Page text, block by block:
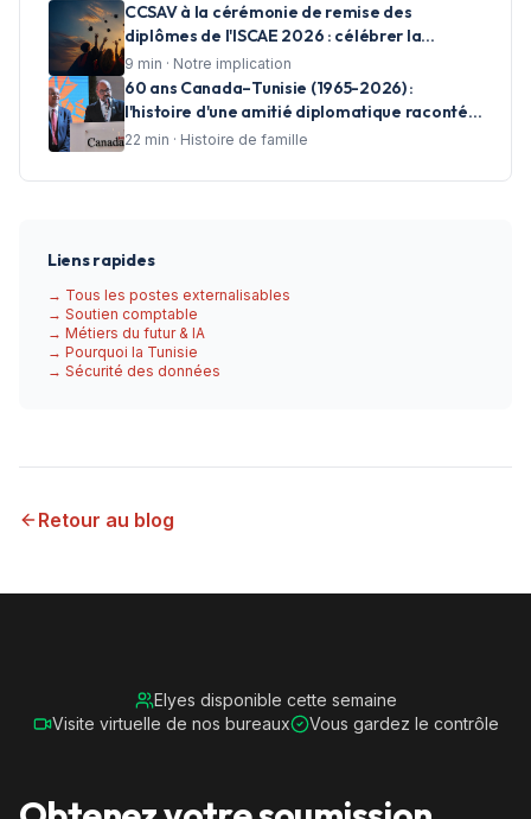
CCSAV à la cérémonie de remise des
diplômes de l'ISCAE 2026 : célébrer la
réussite et accompagner les talents de
demain
9 min · Notre implication
60 ans Canada–Tunisie (1965-2026) :
l'histoire d'une amitié diplomatique racontée
en photos par CCSAV
22 min · Histoire de famille
Liens rapides
→ Tous les postes externalisables
→ Soutien comptable
→ Métiers du futur & IA
→ Pourquoi la Tunisie
→ Sécurité des données
Retour au blog
Elyes disponible cette semaine
Visite virtuelle de nos bureaux
Vous gardez le contrôle